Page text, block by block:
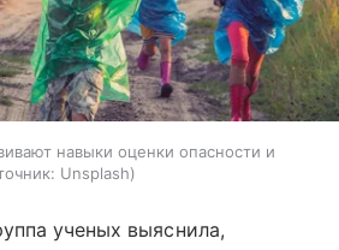
навыки оценки опасности и
Unsplash
ученых выяснила,